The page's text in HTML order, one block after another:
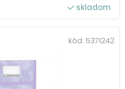
skladom
kód: 5371242